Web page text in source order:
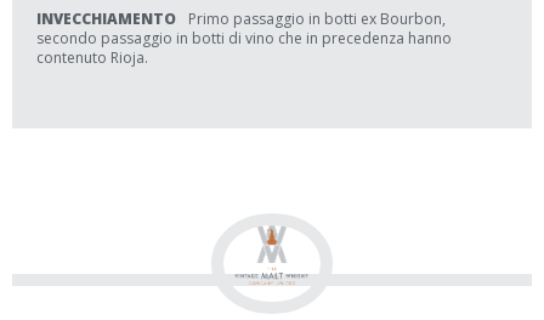
INVECCHIAMENTO
Primo passaggio in botti ex Bourbon,
secondo passaggio in botti di vino che in precedenza hanno
contenuto Rioja.